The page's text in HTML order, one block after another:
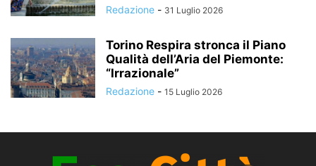
Redazione - 31 Luglio 2026
Torino Respira stronca il Piano
Qualità dell’Aria del Piemonte:
“Irrazionale”
Redazione - 15 Luglio 2026